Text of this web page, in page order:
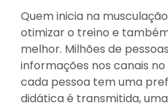
Quem inicia na
otimizar o treino e
melhor. Milhões de
informações nos canais no
cada pessoa tem uma
didática é transmitida,